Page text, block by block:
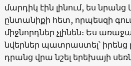
մարդիկ էին լինում, ես
ընտանիքի հետ, որպեսզի
միջնորդներ չլինեն։ Ես
նվերներ պատրաստել՝ իրենց
դրանց վրա նշել երեխայի